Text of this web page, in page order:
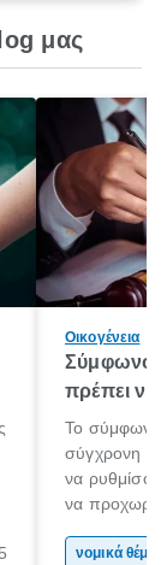
μας
Οικογένεια
Σύμφωνο
πρέπει να
Το σύμφωνο
σύγχρονη
να
να
θέλεις